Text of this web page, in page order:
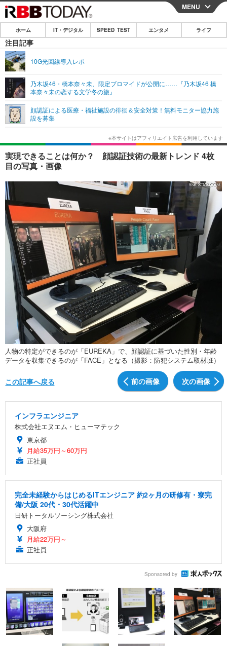
CLOSE
ホーム
IT・デジタル
ネタ
ショッピング その他
SPEED TEST
エンタメ
エンタメTOP
韓国・芸能
音楽 スポーツ
ショッピング その他
ライフ
ライフTOP グルメ
ペット ショッピング
その他
リリース一覧
プッシュ通知の停止方法
MENU
ホーム IT・デジタル SPEED TEST エンタメ ライフ
注目記事
10G光回線導入レポ
乃木坂46・橋本奈々未、限定ブロマイドが公開に……『乃木坂46 橋
本奈々未の恋する文学冬の旅』
顔認証による医療・福祉施設の徘徊＆安全対策！無料モニター協力施
設を募集
実現できることは何か？ 顔認証技術の最新トレンド 4枚
目の写真・画像
人物の特定ができるのが「EUREKA」で、顔認証に基づいた性別・年齢
データを収集できるのが「FACE」となる（撮影：防犯システム取材班）
前の画像 次の画像
この記事へ戻る
インフラエンジニア
株式会社エヌエム・ヒューマテック
東京都
月給35万円～60万円
正社員
完全未経験からはじめるITエンジニア 約2ヶ月の研修有・寮完
備/大阪 20代・30代活躍中
日研トータルソーシング株式会社
大阪府
月給22万円～
正社員
Sponsored by